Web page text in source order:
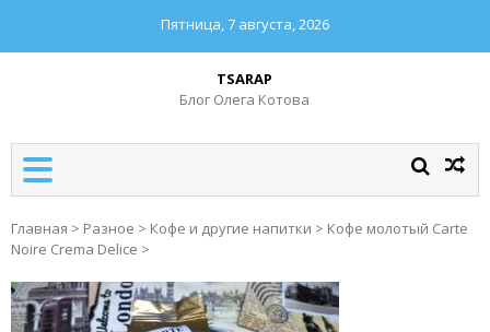
Пятница, 7 августа, 2026
TSARAP
Блог Олега Котова
Главная > Разное > Кофе и другие напитки > Кофе молотый Carte
Noire Crema Delice >